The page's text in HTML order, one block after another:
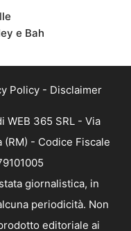
e Bah
Policy - Disclaimer
WEB 365 SRL - Via
(RM) - Codice Fiscale
giornalistica, in
periodicità. Non
editoriale ai